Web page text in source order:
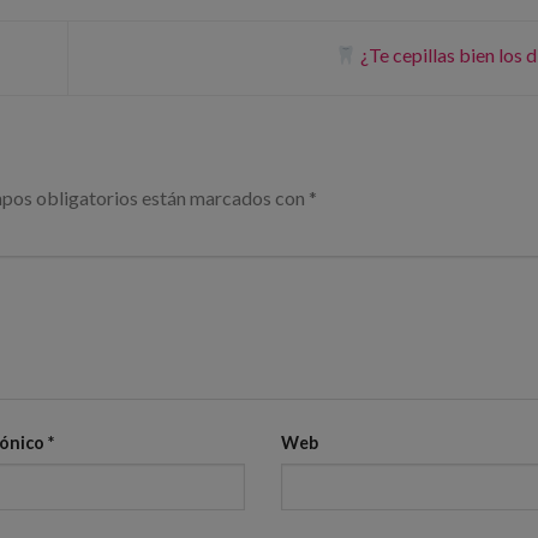
¿Te cepillas bien los
obligatorios están marcados con *
* Web